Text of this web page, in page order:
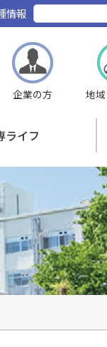
情報
企業の方 地
ライフ